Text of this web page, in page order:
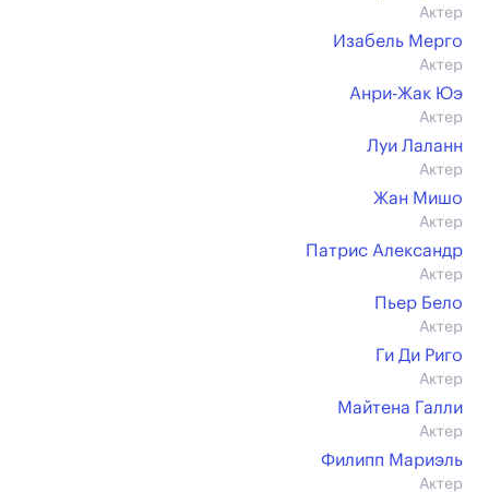
Актер
Изабель Мерго
Актер
Анри-Жак Юэ
Актер
Луи Лаланн
Актер
Жан Мишо
Актер
Патрис Александр
Актер
Пьер Бело
Актер
Ги Ди Риго
Актер
Майтена Галли
Актер
Филипп Мариэль
Актер